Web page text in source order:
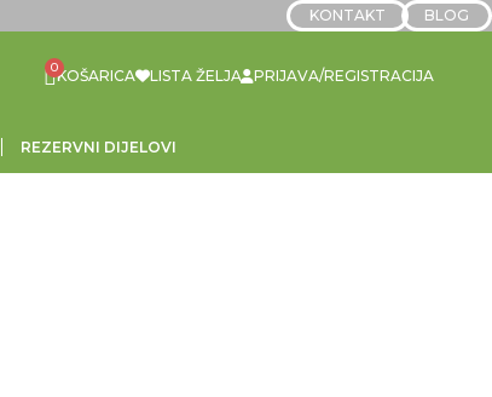
KONTAKT BLOG
LISTA ŽELJA PRIJAVA/REGISTRACIJA
REZERVNI DIJELOVI